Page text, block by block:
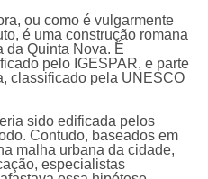
ou como é vulgarmente
é uma construção romana
da Quinta Nova. É
pelo IGESPAR, e parte
classificado pela UNESCO
sido edificada pelos
Contudo, baseados em
malha urbana da cidade,
especialistas